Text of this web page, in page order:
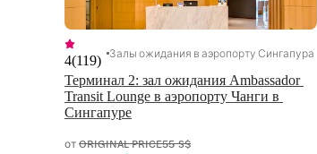
Терминал 2: зал ожидания Ambassador
Transit Lounge в аэропорту Чанги в
Сингапуре
4(119) Залы ожидания в аэропорту Сингапура
отORIGINAL PRICE55 S$